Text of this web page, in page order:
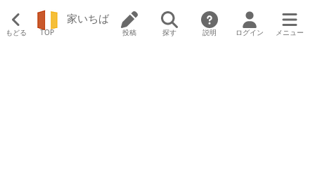
もどる TOP
家いちば
投稿 探す 説明 ログイン メニュー